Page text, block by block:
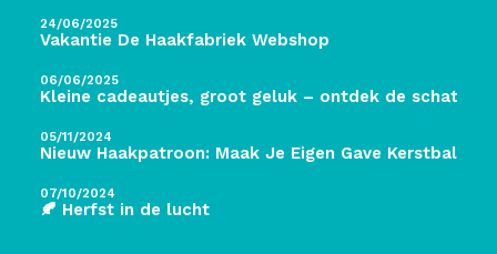
24/06/2025
Vakantie De Haakfabriek Webshop
06/06/2025
Kleine cadeautjes, groot geluk – ontdek de schatten
05/11/2024
Nieuw Haakpatroon: Maak Je Eigen Gave Kerstballen!
07/10/2024
🍂 Herfst in de lucht